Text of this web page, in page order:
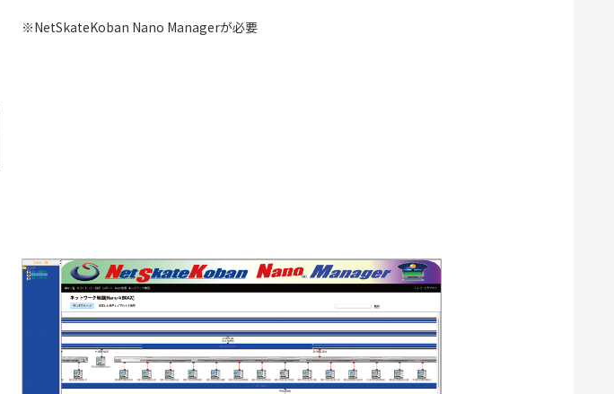
※NetSkateKoban Nano Managerが必要